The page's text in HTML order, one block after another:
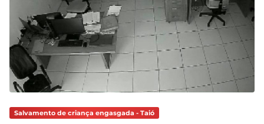
Salvamento de criança engasgada - Taió